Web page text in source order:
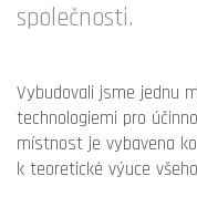
společnosti.
Vybudovali jsme jednu
technologiemi pro
místnost je vybavena
k teoretické výuce